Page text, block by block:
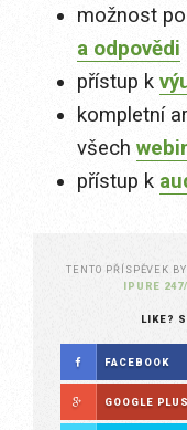
možnost
a odpovědi
přístup k
kompletní
všech
přístup k
TENTO PŘÍSPĚVEK
IPURE
LIKE?
FACEBOOK
GOOGLE PLUS